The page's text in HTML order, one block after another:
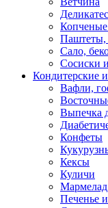
Паштеты,
Сало,
Сосиски
Кондитерские
Вафли,
Выпечка
Конфеты
Кексы
Куличи
Печенье